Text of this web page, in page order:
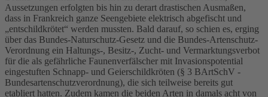
Aussetzungen erfolgten bis hin zu derart drastischen Ausmaßen,
dass in Frankreich ganze Seengebiete elektrisch abgefischt und
„entschildkrötet“ werden mussten. Bald darauf, so schien es, erging
über das Bundes-Naturschutz-Gesetz und die Bundes-Artenschutz-
Verordnung ein Haltungs-, Besitz-, Zucht- und Vermarktungsverbot
für die als gefährliche Faunenverfälscher mit Invasionspotential
eingestuften Schnapp- und Geierschildkröten (§ 3 BArtSchV -
Bundesartenschutzverordnung), die sich teilweise bereits gut
etabliert hatten. Zudem kamen die beiden Arten in damals acht von